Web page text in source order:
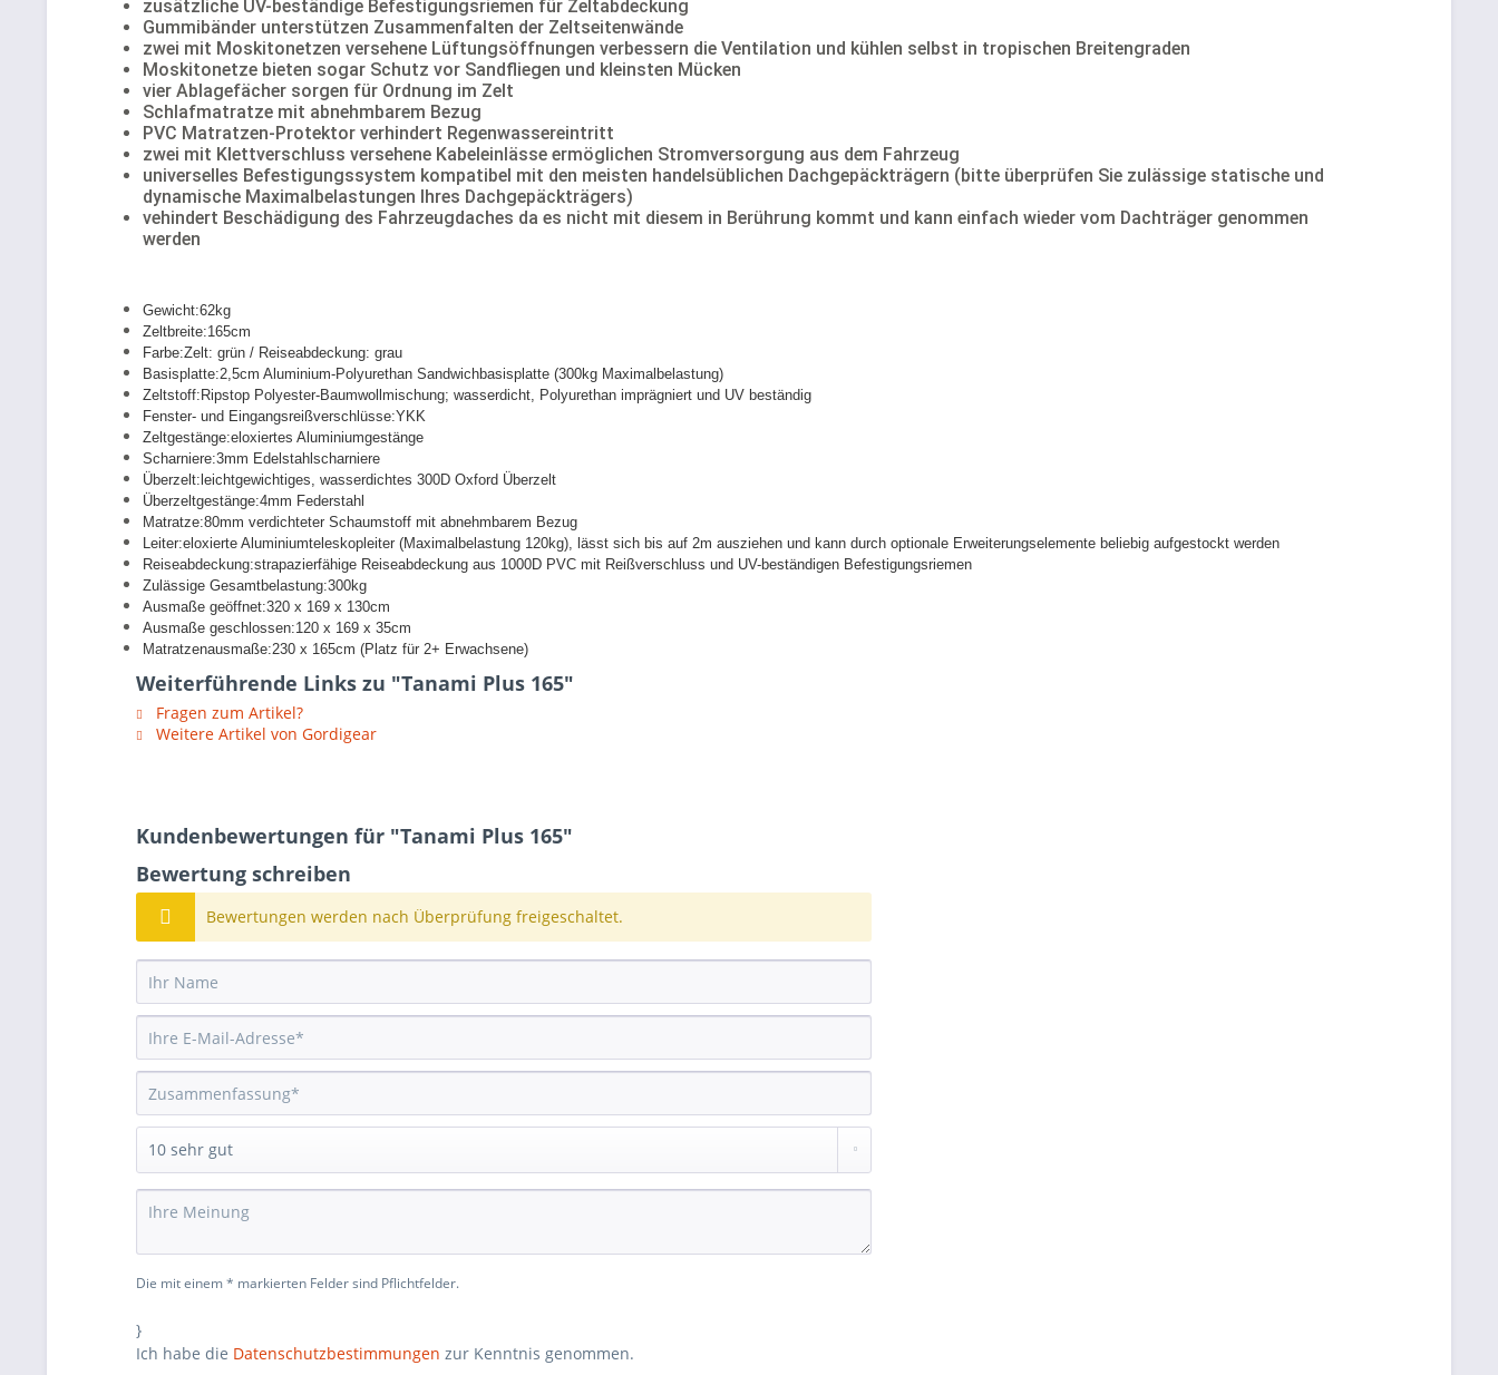
zusätzliche UV-beständige Befestigungsriemen für Zeltabdeckung
Gummibänder unterstützen Zusammenfalten der Zeltseitenwände
zwei mit Moskitonetzen versehene Lüftungsöffnungen verbessern die Ventilation und kühlen selbst in tropischen Breitengraden
Moskitonetze bieten sogar Schutz vor Sandfliegen und kleinsten Mücken
vier Ablagefächer sorgen für Ordnung im Zelt
Schlafmatratze mit abnehmbarem Bezug
PVC Matratzen-Protektor verhindert Regenwassereintritt
zwei mit Klettverschluss versehene Kabeleinlässe ermöglichen Stromversorgung aus dem Fahrzeug
universelles Befestigungssystem kompatibel mit den meisten handelsüblichen Dachgepäckträgern (bitte überprüfen Sie zulässige statische und
dynamische Maximalbelastungen Ihres Dachgepäckträgers)
vehindert Beschädigung des Fahrzeugdaches da es nicht mit diesem in Berührung kommt und kann einfach wieder vom Dachträger genommen
werden
Gewicht:62kg
Zeltbreite:165cm
Farbe:Zelt: grün / Reiseabdeckung: grau
Basisplatte:2,5cm Aluminium-Polyurethan Sandwichbasisplatte (300kg Maximalbelastung)
Zeltstoff: Ripstop Polyester-Baumwollmischung; wasserdicht, Polyurethan imprägniert und UV beständig
Fenster- und Eingangsreißverschlüsse:YKK
Zeltgestänge:eloxiertes Aluminiumgestänge
Scharniere:3mm Edelstahlscharniere
Überzelt: leichtgewichtiges, wasserdichtes 300D Oxford Überzelt
Überzeltgestänge:4mm Federstahl
Matratze:80mm verdichteter Schaumstoff mit abnehmbarem Bezug
Leiter:eloxierte Aluminiumteleskopleiter (Maximalbelastung 120kg), lässt sich bis auf 2m ausziehen und kann durch optionale Erweiterungselemente beliebig aufgestockt werden
Reiseabdeckung:strapazierfähige Reiseabdeckung aus 1000D PVC mit Reißverschluss und UV-beständigen Befestigungsriemen
Zulässige Gesamtbelastung:300kg
Ausmaße geöffnet:320 x 169 x 130cm
Ausmaße geschlossen:120 x 169 x 35cm
Matratzenausmaße:230 x 165cm (Platz für 2+ Erwachsene)
Weiterführende Links zu "Tanami Plus 165"
Fragen zum Artikel?
Weitere Artikel von Gordigear
Kundenbewertungen für "Tanami Plus 165"
Bewertung schreiben
Bewertungen werden nach Überprüfung freigeschaltet.
Die mit einem * markierten Felder sind Pflichtfelder.
}
Ich habe die Datenschutzbestimmungen zur Kenntnis genommen.